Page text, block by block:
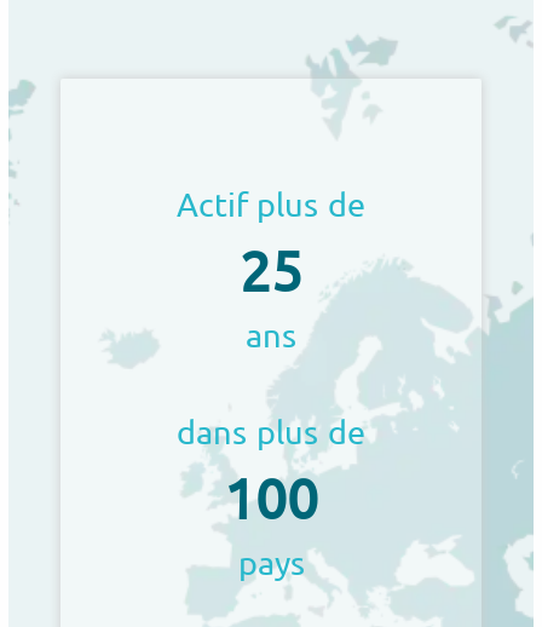
Actif plus de
25
ans
dans plus de
100
pays